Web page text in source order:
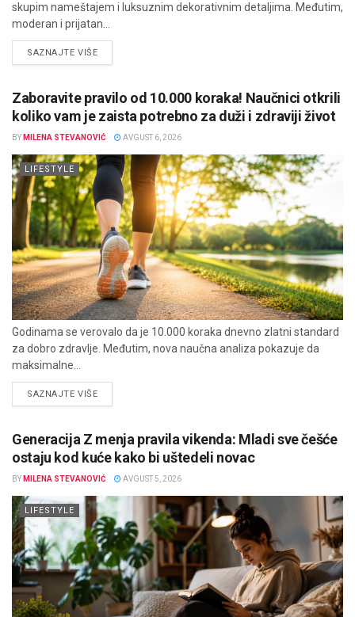
skupim nameštajem i luksuznim dekorativnim detaljima. Međutim,
moderan i prijatan...
SAZNAJTE VIŠEDETAILS
Zaboravite pravilo od 10.000 koraka! Naučnici otkrili
koliko vam je zaista potrebno za duži i zdraviji život
BY MILENA STEVANOVIĆ AVGUST 6, 2026
LIFESTYLE
Godinama se verovalo da je 10.000 koraka dnevno zlatni standard
za dobro zdravlje. Međutim, nova naučna analiza pokazuje da
maksimalne...
SAZNAJTE VIŠEDETAILS
Generacija Z menja pravila vikenda: Mladi sve češće
ostaju kod kuće kako bi uštedeli novac
BY MILENA STEVANOVIĆ AVGUST 5, 2026
LIFESTYLE